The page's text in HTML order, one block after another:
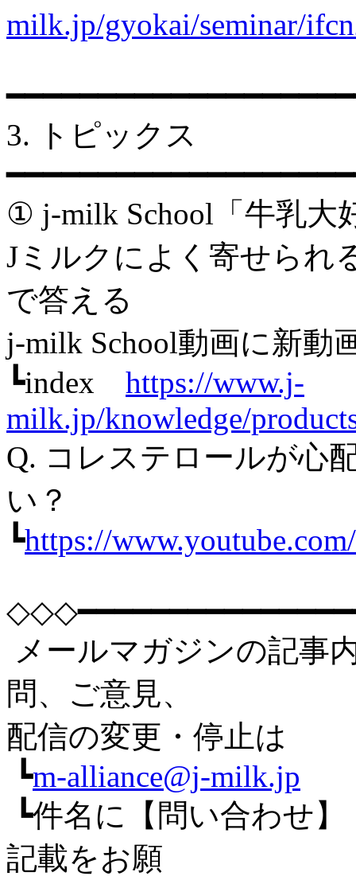
milk.jp/gyokai/seminar/
3. トピックス
① j-milk School「牛乳大
Jミルクによく寄せられ
で答える
j-milk School動画に新動
┗index https://www.j-
milk.jp/knowledge/
Q. コレステロールが心
い？
┗https://
メールマガジンの記事
問、ご意見、
配信の変更・停止は
┗m-alliance@j-milk.jp
┗件名に【問い合わせ
記載をお願